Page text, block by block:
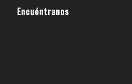
Encuéntranos